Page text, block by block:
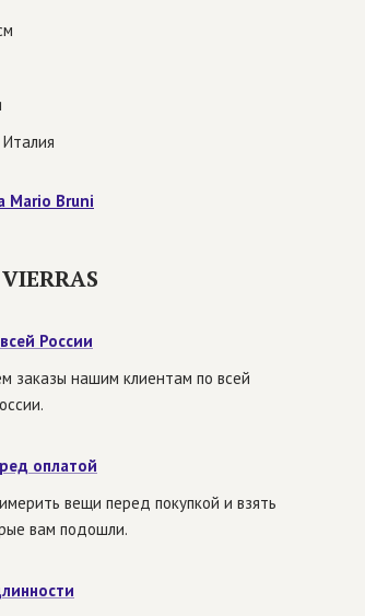
Италия
Mario Bruni
России
заказы нашим клиентам по всей
оплатой
вещи перед покупкой и взять
вам подошли.